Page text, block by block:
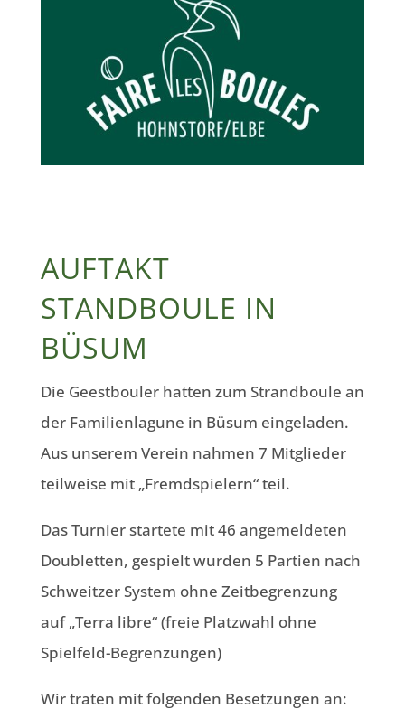
AUFTAKT
STANDBOULE IN
BÜSUM
Die Geestbouler hatten zum Strandboule an
der Familienlagune in Büsum eingeladen.
Aus unserem Verein nahmen 7 Mitglieder
teilweise mit „Fremdspielern“ teil.
Das Turnier startete mit 46 angemeldeten
Doubletten, gespielt wurden 5 Partien nach
Schweitzer System ohne Zeitbegrenzung
auf „Terra libre“ (freie Platzwahl ohne
Spielfeld-Begrenzungen)
Wir traten mit folgenden Besetzungen an: